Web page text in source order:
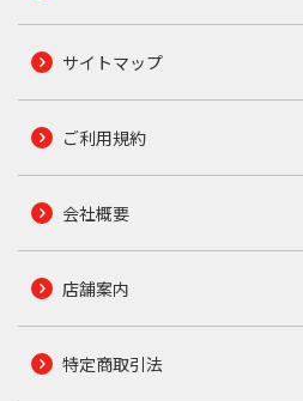
サイトマップ
ご利用規約
会社概要
店舗案内
特定商取引法